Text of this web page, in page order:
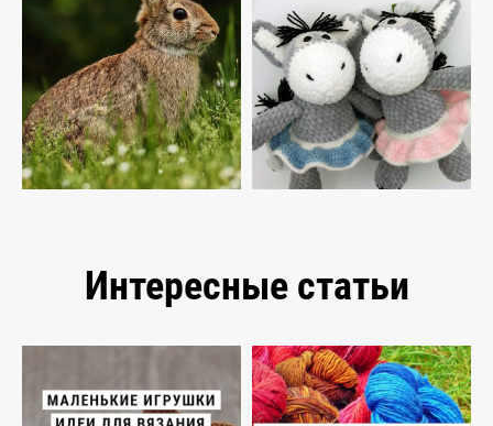
Интересные статьи